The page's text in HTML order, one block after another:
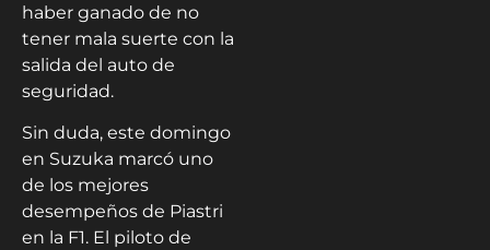
haber ganado de no
tener mala suerte con la
salida del auto de
seguridad.
Sin duda, este domingo
en Suzuka marcó uno
de los mejores
desempeños de Piastri
en la F1. El piloto de